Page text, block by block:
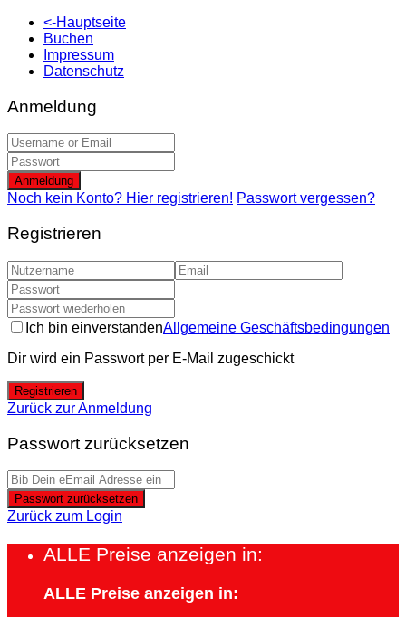
<-Hauptseite
Buchen
Impressum
Datenschutz
Anmeldung
Anmeldung
Noch kein Konto? Hier registrieren! Passwort vergessen?
Registrieren
Ich bin einverstandenAllgemeine Geschäftsbedingungen
Dir wird ein Passwort per E-Mail zugeschickt
Registrieren
Zurück zur Anmeldung
Passwort zurücksetzen
Passwort zurücksetzen
Zurück zum Login
ALLE Preise anzeigen in:
ALLE Preise anzeigen in: